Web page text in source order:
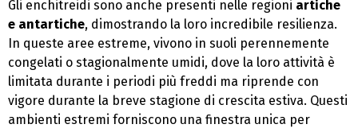
Gli enchitreidi sono anche presenti nelle regioni artiche
e antartiche, dimostrando la loro incredibile resilienza.
In queste aree estreme, vivono in suoli perennemente
congelati o stagionalmente umidi, dove la loro attività è
limitata durante i periodi più freddi ma riprende con
vigore durante la breve stagione di crescita estiva. Questi
ambienti estremi forniscono una finestra unica per